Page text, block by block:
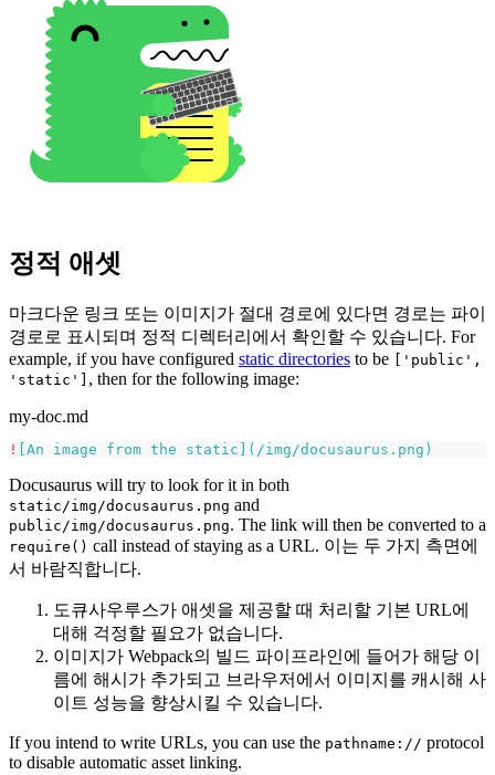
정적 애셋
마크다운 링크 또는 이미지가 절대 경로에 있다면 경로는 파이
경로로 표시되며 정적 디렉터리에서 확인할 수 있습니다. For
example, if you have configured static directories to be
['public',
'static'] , then for the following image:
my-doc.md
! An image from the static ]( /img/docusaurus.png )
Docusaurus will try to look for it in both
static/img/docusaurus.png and
public/img/docusaurus.png. The link will then be converted to a
require() call instead of staying as a URL. 이는 두 가지 측면에
서 바람직합니다.
도큐사우루스가 애셋을 제공할 때 처리할 기본 URL에
대해 걱정할 필요가 없습니다.
이미지가 Webpack의 빌드 파이프라인에 들어가 해당 이
름에 해시가 추가되고 브라우저에서 이미지를 캐시해 사
이트 성능을 향상시킬 수 있습니다.
If you intend to write URLs, you can use the pathname:// protocol
to disable automatic asset linking.